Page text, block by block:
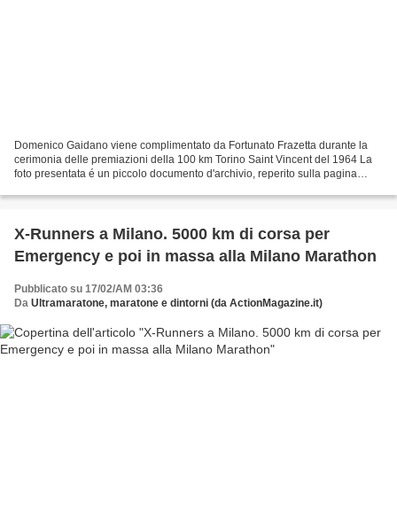
Domenico Gaidano viene complimentato da Fortunato Frazetta durante la
cerimonia delle premiazioni della 100 km Torino Saint Vincent del 1964 La
foto presentata é un piccolo documento d'archivio, reperito sulla pagina
X-Runners a Milano. 5000 km di corsa per
Emergency e poi in massa alla Milano Marathon
Pubblicato su 17/02/AM 03:36
Da Ultramaratone, maratone e dintorni (da ActionMagazine.it)